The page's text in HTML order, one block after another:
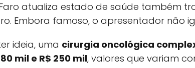
atualiza estado de saúde também
Embora famoso, o apresentador não
ideia, uma cirurgia oncológica
80 mil e R$ 250 mil, valores que variam